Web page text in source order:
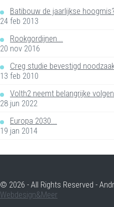
Batibouw de jaarlijkse
24 feb 2013
Rookgordijnen...
20 nov 2016
Creg studie bevestigd
13 feb 2010
Volth2 neemt belangrijke
28 jun 2022
Europa 2030...
19 jan 2014
© 2026 - All Rights Reserved -
Webdesign&Meer